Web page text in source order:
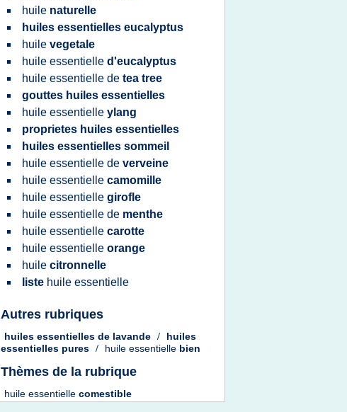
huile naturelle
huiles essentielles eucalyptus
huile vegetale
huile essentielle d'eucalyptus
huile essentielle de tea tree
gouttes huiles essentielles
huile essentielle ylang
proprietes huiles essentielles
huiles essentielles sommeil
huile essentielle de verveine
huile essentielle camomille
huile essentielle girofle
huile essentielle de menthe
huile essentielle carotte
huile essentielle orange
huile citronnelle
liste huile essentielle
Autres rubriques
huiles essentielles de lavande /
huiles
essentielles pures / huile essentielle bien
Thèmes de la rubrique
huile essentielle comestible